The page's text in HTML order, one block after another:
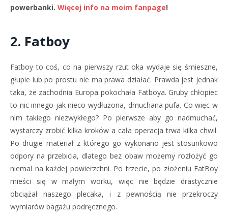
powerbanki. Więcej info na moim fanpage!
2. Fatboy
Fatboy to coś, co na pierwszy rzut oka wydaje się śmieszne,
głupie lub po prostu nie ma prawa działać. Prawda jest jednak
taka, że zachodnia Europa pokochała Fatboya. Gruby chłopiec
to nic innego jak nieco wydłużona, dmuchana pufa. Co więc w
nim takiego niezwykłego? Po pierwsze aby go nadmuchać,
wystarczy zrobić kilka kroków a cała operacja trwa kilka chwil.
Po drugie materiał z którego go wykonano jest stosunkowo
odpory na przebicia, dlatego bez obaw możemy rozłożyć go
niemal na każdej powierzchni. Po trzecie, po złożeniu FatBoy
mieści się w małym worku, więc nie będzie drastycznie
obciążał naszego plecaka, i z pewnością nie przekroczy
wymiarów bagażu podręcznego.